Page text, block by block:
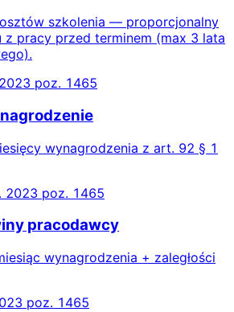
szkolenia — proporcjonalny
pracy przed terminem (max 3 lata
poz. 1465
wynagrodzenia z art. 92 § 1
2023 poz. 1465
pracodawcy
wynagrodzenia + zaległości
poz. 1465